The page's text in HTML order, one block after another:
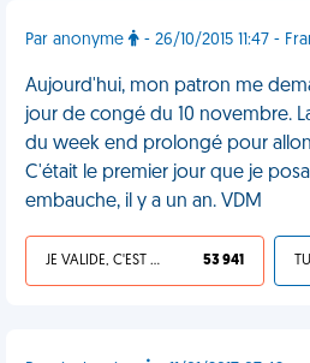
Par anonyme - 26/10/2015 11:47 -
Aujourd'hui, mon patron me
jour de congé du 10 novembre.
du week end prolongé pour
C'était le premier jour que je
embauche, il y a un an. VDM
JE VALIDE, C'EST UNE VDM 53 941